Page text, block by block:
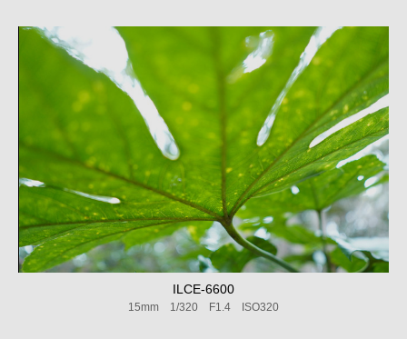
ILCE-6600
15mm 1/320 F1.4 ISO320